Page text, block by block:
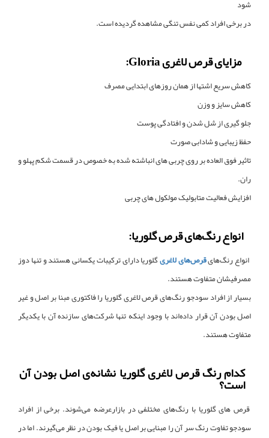
شود
در برخی افراد کمی نفس تنگی مشاهده گردیده است.
مزایای قرص لاغری Gloria:
کاهش سریع اشتها از همان روزهای ابتدایی مصرف
کاهش سایز و وزن
جلو گیری از شل شدن و افتادگی پوست
حفظ زیبایی و شادابی صورت
تاثیر فوق العاده بر روی چربی های انباشته شده به خصوص در قسمت شکم پهلو و
ران.
افزایش فعالیت متابولیک مولکول های چربی
انواع رنگ‌های قرص گلوریا:
انواع رنگ‌هایقرص‌های لاغریگلوریا دارای ترکیبات یکسانی هستند و تنها دوز
مصرفیشان متفاوت هستند.
بسیار از افراد سودجو رنگ‌های قرص لاغری گلوریا را فاکتوری مبنا بر اصل و غیر
اصل بودن آن قرار داده‌اند با وجود اینکه تنها شرکت‌های سازنده آن با یکدیگر
متفاوت هستند.
کدام رنگ قرص لاغری گلوریا نشانه‌ی اصل بودن آن
است؟
قرص های گلوریا با رنگ‌های مختلفی در بازارعرضه می‌شوند. برخی از افراد
سودجو تفاوت رنگ سر آن را مبنایی بر اصل یا فیک بودن در نظر می‌گیرند. اما در